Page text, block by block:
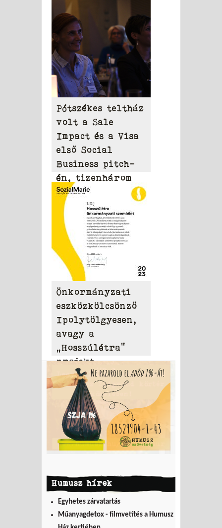
Pótszékes teltház
volt a Sale
Impact és a Visa
első Social
Business pitch-
én, tizenhárom
nonprofit
szervezet
mutatta be a
legizgalmasabb
projektjeit
Önkormányzati
eszközkölcsönző
Ipolytölgyesen,
avagy a
„Hosszúlétra”
projekt
Humusz hírek
Egyhetes zárvatartás
Műanyagdetox - filmvetítés a Humusz